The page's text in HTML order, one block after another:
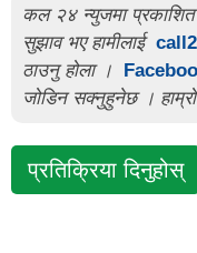
कल २४ न्युजमा प्रकाशित
सुझाव भए हामीलाई
ठाउनु होला ।
जोडिन सक्नुहुनेछ ।
प्रतिक्रिया दिनुहोस्